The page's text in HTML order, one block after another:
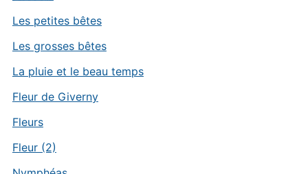
Les petites bêtes
Les grosses bêtes
La pluie et le beau temps
Fleur de Giverny
Fleurs
Fleur (2)